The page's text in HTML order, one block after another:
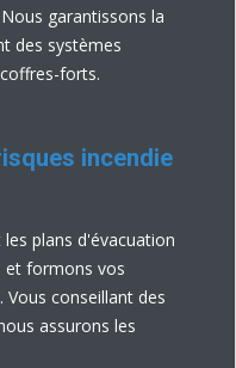
garantissons la
des systèmes
forts.
incendie
plans d'évacuation
et formons vos
Vous conseillant des
assurons les